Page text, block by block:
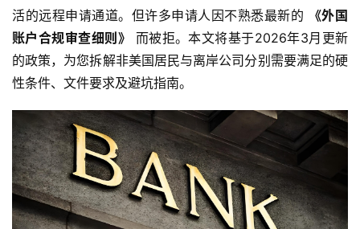
活的远程申请通道。但许多申请人因不熟悉最新的
《外国
账户合规审查细则》
而被拒。本文将基于2026年3月更新
的政策，为您拆解非美国居民与离岸公司分别需要满足的硬
性条件、文件要求及避坑指南。